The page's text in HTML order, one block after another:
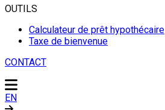
OUTILS
Calculateur de prêt hypothécaire
Taxe de bienvenue
CONTACT
EN